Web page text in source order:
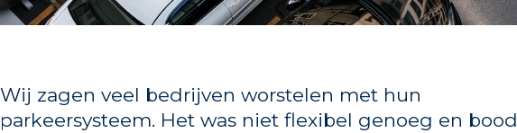
Wij zagen veel bedrijven worstelen met hun
parkeersysteem. Het was niet flexibel genoeg en bood